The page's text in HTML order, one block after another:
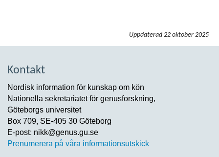
Uppdaterad 22 oktober 2025
Kontakt
Nordisk information för kunskap om kön
Nationella sekretariatet för genusforskning,
Göteborgs universitet
Box 709, SE-405 30 Göteborg
E-post: nikk@genus.gu.se
Prenumerera på våra informationsutskick